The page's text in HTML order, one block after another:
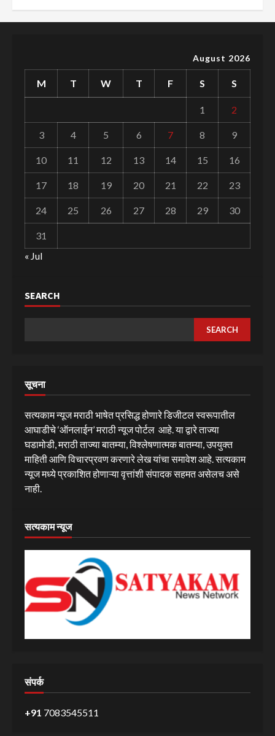
August 2026
M T W T F S S
1 2
3 4 5 6 7 8 9
10 11 12 13 14 15 16
17 18 19 20 21 22 23
24 25 26 27 28 29 30
31
« Jul
SEARCH
SEARCH
सूचना
सत्यकाम न्यूज मराठी भाषेत प्रसिद्ध होणारे डिजीटल स्वरूपातील
आघाडीचे ‘ऑनलाईन’ मराठी न्यूज पोर्टल आहे. या द्वारे ताज्या
घडामोडी, मराठी ताज्या बातम्या, विश्लेषणात्मक बातम्या, उपयुक्त
माहिती आणि विचारप्रवण करणारे लेख यांचा समावेश आहे. सत्यकाम
न्यूज मध्ये प्रकाशित होणाऱ्या वृत्तांशी संपादक सहमत असेलच असे
नाही.
सत्यकाम न्यूज
संपर्क
+91 7083545511